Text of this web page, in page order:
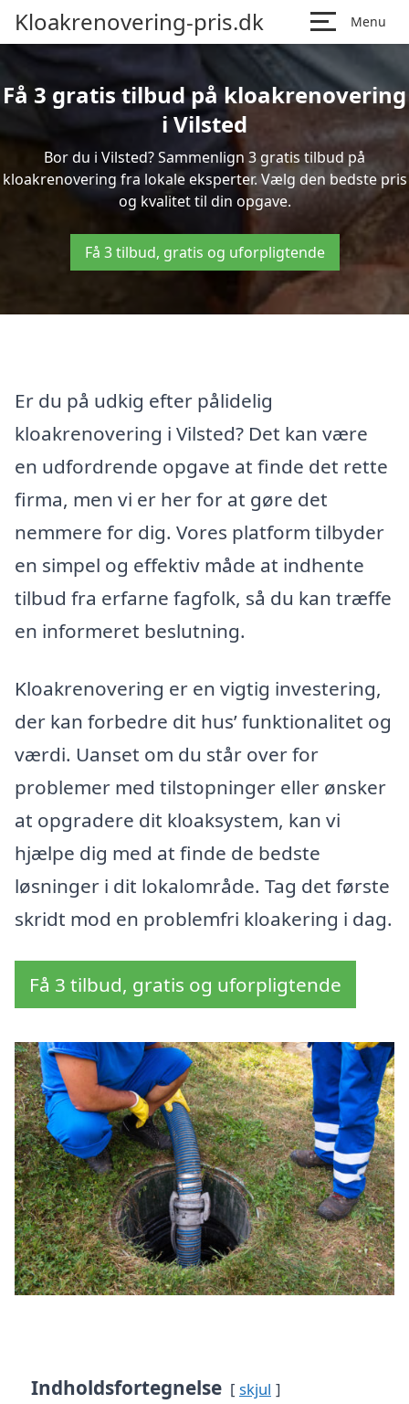
Kloakrenovering-pris.dk Menu
Få 3 gratis tilbud på kloakrenovering
i Vilsted
Bor du i Vilsted? Sammenlign 3 gratis tilbud på
kloakrenovering fra lokale eksperter. Vælg den bedste pris
og kvalitet til din opgave.
Få 3 tilbud, gratis og uforpligtende
Er du på udkig efter pålidelig
kloakrenovering i Vilsted? Det kan være
en udfordrende opgave at finde det rette
firma, men vi er her for at gøre det
nemmere for dig. Vores platform tilbyder
en simpel og effektiv måde at indhente
tilbud fra erfarne fagfolk, så du kan træffe
en informeret beslutning.
Kloakrenovering er en vigtig investering,
der kan forbedre dit hus’ funktionalitet og
værdi. Uanset om du står over for
problemer med tilstopninger eller ønsker
at opgradere dit kloaksystem, kan vi
hjælpe dig med at finde de bedste
løsninger i dit lokalområde. Tag det første
skridt mod en problemfri kloakering i dag.
Få 3 tilbud, gratis og uforpligtende
Indholdsfortegnelse skjul